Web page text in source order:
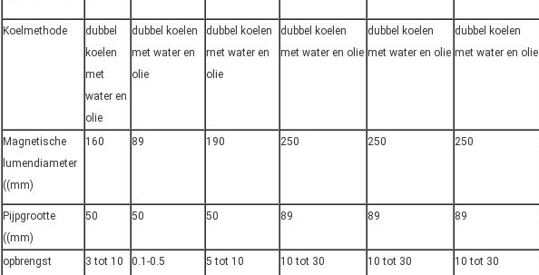
Koelmethode
dubbel
koelen
met
water en
olie
dubbel koelen
met water en
olie
dubbel koelen
met water en
olie
dubbel koelen
met water en olie
dubbel koelen
met water en olie
dubbel koelen
met water en olie
Magnetische
lumendiameter
((mm)
160 89 190 250 250 250
Pijpgrootte
((mm)
50 50 50 89 89 89
opbrengst
3 tot 10 0.1-0.5 5 tot 10 10 tot 30 10 tot 30 10 tot 30